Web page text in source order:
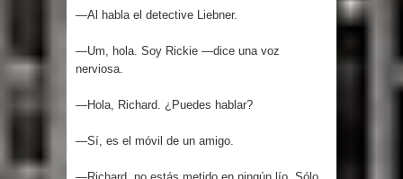
—Al habla el detective Liebner.
—Um, hola. Soy Rickie —dice una voz
nerviosa.
—Hola, Richard. ¿Puedes hablar?
—Sí, es el móvil de un amigo.
—Richard, no estás metido en ningún lío. Sólo